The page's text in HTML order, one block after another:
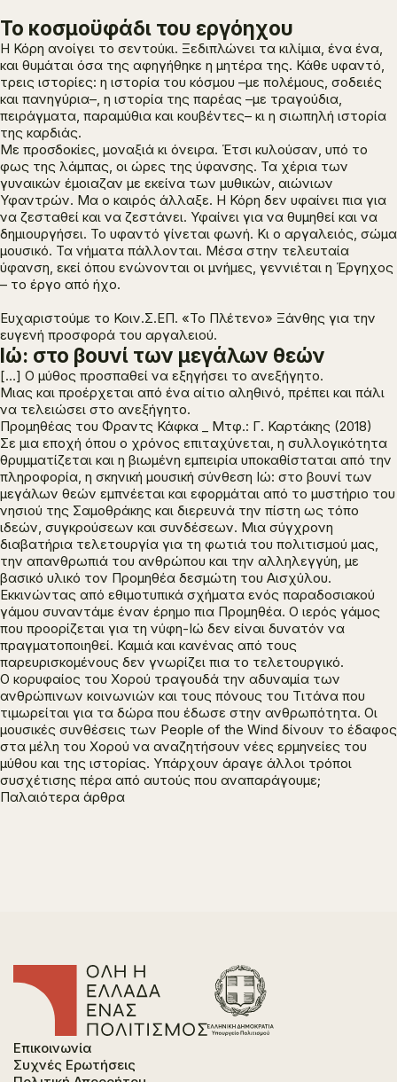
Το κοσμοϋφάδι του εργόηχου
Η Κόρη ανοίγει το σεντούκι. Ξεδιπλώνει τα κιλίμια, ένα ένα,
και θυμάται όσα της αφηγήθηκε η μητέρα της. Κάθε υφαντό,
τρεις ιστορίες: η ιστορία του κόσμου –με πολέμους, σοδειές
και πανηγύρια–, η ιστορία της παρέας –με τραγούδια,
πειράγματα, παραμύθια και κουβέντες– κι η σιωπηλή ιστορία
της καρδιάς.
Με προσδοκίες, μοναξιά κι όνειρα. Έτσι κυλούσαν, υπό το
φως της λάμπας, οι ώρες της ύφανσης. Τα χέρια των
γυναικών έμοιαζαν με εκείνα των μυθικών, αιώνιων
Υφαντρών. Μα ο καιρός άλλαξε. Η Κόρη δεν υφαίνει πια για
να ζεσταθεί και να ζεστάνει. Υφαίνει για να θυμηθεί και να
δημιουργήσει. Το υφαντό γίνεται φωνή. Κι ο αργαλειός, σώμα
μουσικό. Τα νήματα πάλλονται. Μέσα στην τελευταία
ύφανση, εκεί όπου ενώνονται οι μνήμες, γεννιέται η Έργηχος
– το έργο από ήχο.
Ευχαριστούμε το Κοιν.Σ.ΕΠ. «Το Πλέτενο» Ξάνθης για την
ευγενή προσφορά του αργαλειού.
Ιώ: στο βουνί των μεγάλων θεών
[…] Ο μύθος προσπαθεί να εξηγήσει το ανεξήγητο.
Μιας και προέρχεται από ένα αίτιο αληθινό, πρέπει και πάλι
να τελειώσει στο ανεξήγητο.
Προμηθέας του Φραντς Κάφκα _ Μτφ.: Γ. Καρτάκης (2018)
Σε μια εποχή όπου ο χρόνος επιταχύνεται, η συλλογικότητα
θρυμματίζεται και η βιωμένη εμπειρία υποκαθίσταται από την
πληροφορία, η σκηνική μουσική σύνθεση Ιώ: στο βουνί των
μεγάλων θεών εμπνέεται και εφορμάται από το μυστήριο του
νησιού της Σαμοθράκης και διερευνά την πίστη ως τόπο
ιδεών, συγκρούσεων και συνδέσεων. Μια σύγχρονη
διαβατήρια τελετουργία για τη φωτιά του πολιτισμού μας,
την απανθρωπιά του ανθρώπου και την αλληλεγγύη, με
βασικό υλικό τον Προμηθέα δεσμώτη του Αισχύλου.
Εκκινώντας από εθιμοτυπικά σχήματα ενός παραδοσιακού
γάμου συναντάμε έναν έρημο πια Προμηθέα. Ο ιερός γάμος
που προορίζεται για τη νύφη-Ιώ δεν είναι δυνατόν να
πραγματοποιηθεί. Καμιά και κανένας από τους
παρευρισκομένους δεν γνωρίζει πια το τελετουργικό.
Ο κορυφαίος του Χορού τραγουδά την αδυναμία των
ανθρώπινων κοινωνιών και τους πόνους του Τιτάνα που
τιμωρείται για τα δώρα που έδωσε στην ανθρωπότητα. Οι
μουσικές συνθέσεις των People of the Wind δίνουν το έδαφος
στα μέλη του Χορού να αναζητήσουν νέες ερμηνείες του
μύθου και της ιστορίας. Υπάρχουν άραγε άλλοι τρόποι
συσχέτισης πέρα από αυτούς που αναπαράγουμε;
Πλοήγηση
Παλαιότερα άρθρα
Επικοινωνία
Συχνές Ερωτήσεις